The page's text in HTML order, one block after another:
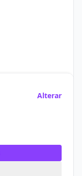
Alterar